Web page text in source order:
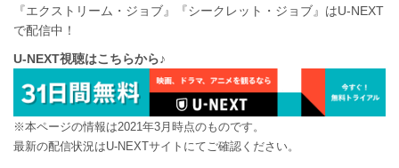
『エクストリーム・ジョブ』『シークレット・ジョブ』はU-NEXT
で配信中！
U-NEXT視聴はこちらから♪
※本ページの情報は2021年3月時点のものです。
最新の配信状況はU-NEXTサイトにてご確認ください。